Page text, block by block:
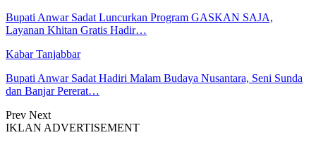
Bupati Anwar Sadat Luncurkan Program GASKAN SAJA,
Layanan Khitan Gratis Hadir…
Kabar Tanjabbar
Bupati Anwar Sadat Hadiri Malam Budaya Nusantara, Seni Sunda
dan Banjar Pererat…
Prev Next
IKLAN ADVERTISEMENT